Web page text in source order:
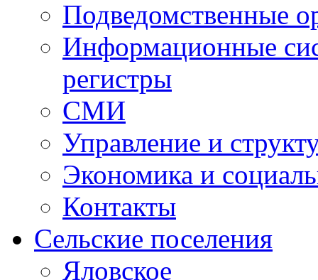
Подведомственные
Информационные
регистры
СМИ
Управление и
Экономика и
Контакты
Сельские поселения
Яловское